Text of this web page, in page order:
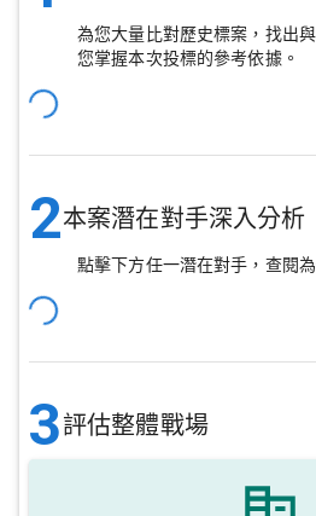
為您大量比對歷史標案，找出
您掌握本次投標的參考依據。
2本案潛在對手深入分析
點擊下方任一潛在對手，查閱
3評估整體戰場